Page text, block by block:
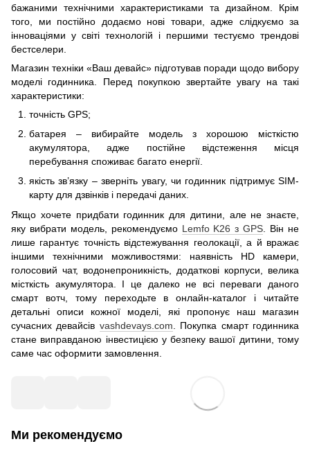
бажаними технічними характеристиками та дизайном. Крім
того, ми постійно додаємо нові товари, адже слідкуємо за
інноваціями у світі технологій і першими тестуємо трендові
бестселери.
Магазин техніки «Ваш девайс» підготував поради щодо вибору
моделі годинника. Перед покупкою звертайте увагу на такі
характеристики:
точність GPS;
батарея – вибирайте модель з хорошою місткістю
акумулятора, адже постійне відстеження місця
перебування споживає багато енергії.
якість зв’язку – зверніть увагу, чи годинник підтримує SIM-
карту для дзвінків і передачі даних.
Якщо хочете придбати годинник для дитини, але не знаєте,
яку вибрати модель, рекомендуємо Lemfo K26 з GPS . Він не
лише гарантує точність відстежування геолокації, а й вражає
іншими технічними можливостями: наявність HD камери,
голосовий чат, водонепроникність, додаткові корпуси, велика
місткість акумулятора. І це далеко не всі переваги даного
смарт вотч, тому переходьте в онлайн-каталог і читайте
детальні описи кожної моделі, які пропонує наш магазин
сучасних девайсів vashdevays.com . Покупка смарт годинника
стане виправданою інвестицією у безпеку вашої дитини, тому
саме час оформити замовлення.
Ми рекомендуємо